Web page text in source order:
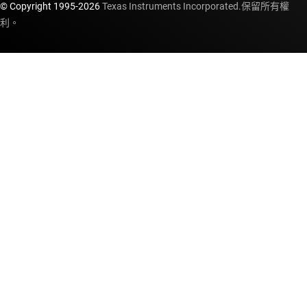
© Copyright 1995-2026Texas Instruments Incorporated.保留所有權
利。